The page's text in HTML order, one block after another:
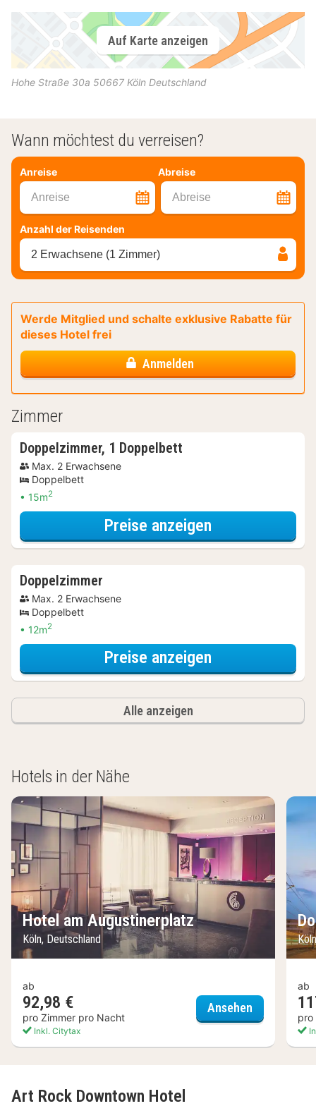
Auf Karte anzeigen
Hohe Straße 30a 50667 Köln Deutschland
Wann möchtest du verreisen?
Anreise Abreise
Anreise Abreise
Anzahl der Reisenden
2 Erwachsene (1 Zimmer)
Werde Mitglied und schalte exklusive Rabatte für
dieses Hotel frei
Anmelden
Zimmer
Doppelzimmer, 1 Doppelbett
Max. 2 Erwachsene
Doppelbett
15m2
Preise anzeigen
Doppelzimmer
Max. 2 Erwachsene
Doppelbett
12m2
Preise anzeigen
Alle anzeigen
Hotels in der Nähe
Hotel am Augustinerplatz
Köln, Deutschland
ab
92,98 €
pro Zimmer pro Nacht
Inkl. Citytax
Ansehen Hotel am
ab
pro
Art Rock Downtown Hotel